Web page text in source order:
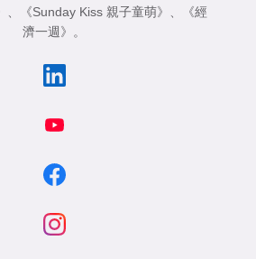
《Sunday Kiss 親子童萌》
《經
濟一週》
。